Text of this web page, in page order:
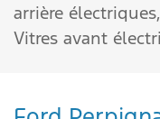
arrière électriques,
Vitres avant